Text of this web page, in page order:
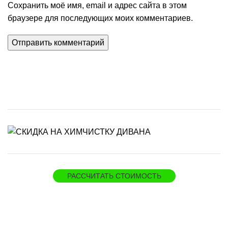
Сохранить моё имя, email и адрес сайта в этом
браузере для последующих моих комментариев.
РАССЧИТАТЬ СТОИМОСТЬ